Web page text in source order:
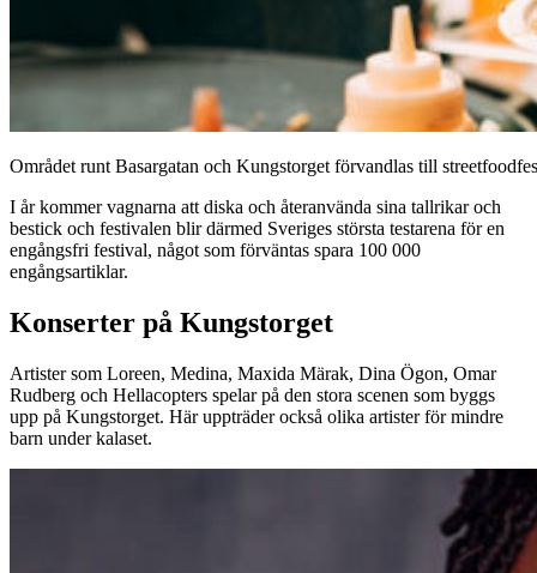
Området runt Basargatan och Kungstorget förvandlas till
I år kommer vagnarna att diska och återanvända sina tallrikar och
bestick och festivalen blir därmed Sveriges största testarena för en
engångsfri festival, något som förväntas spara 100 000
engångsartiklar.
Konserter på Kungstorget
Artister som Loreen, Medina, Maxida Märak, Dina Ögon, Omar
Rudberg och Hellacopters spelar på den stora scenen som byggs
upp på Kungstorget. Här uppträder också olika artister för mindre
barn under kalaset.